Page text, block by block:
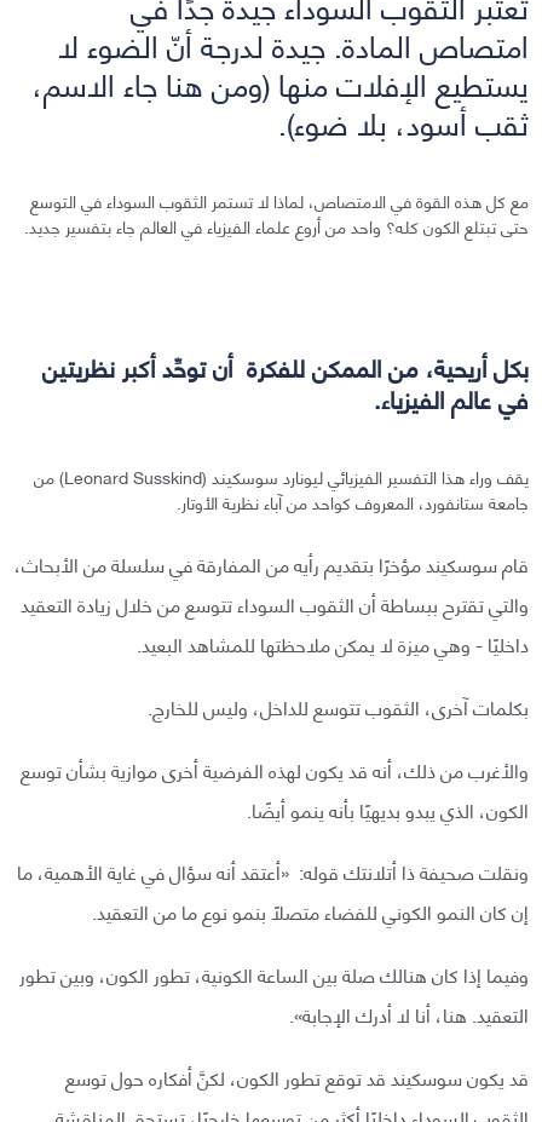
امتصاص المادة. جيدة لدرجة أنّ الضوء لا
يستطيع الإفلات منها (ومن هنا جاء الاسم،
ثقب أسود، بلا ضوء).
مع كل هذه القوة في الامتصاص، لماذا لا تستمر الثقوب السوداء في التوسع
حتى تبتلع الكون كله؟ واحد من أروع علماء الفيزياء في العالم جاء بتفسير جديد.
بكل أريحية، من الممكن للفكرة أن توحِّد أكبر نظريتين
في عالم الفيزياء.
يقف وراء هذا التفسير الفيزيائي ليونارد سوسكيند (Leonard Susskind) من
جامعة ستانفورد، المعروف كواحد من آباء نظرية الأوتار.
قام سوسكيند مؤخرًا بتقديم رأيه من المفارقة في سلسلة من الأبحاث،
والتي تقترح ببساطة أن الثقوب السوداء تتوسع من خلال زيادة التعقيد
داخليًا - وهي ميزة لا يمكن ملاحظتها للمشاهد البعيد.
بكلمات آخرى، الثقوب تتوسع للداخل، وليس للخارج.
والأغرب من ذلك، أنه قد يكون لهذه الفرضية أخرى موازية بشأن توسع
الكون، الذي يبدو بديهيًا بأنه ينمو أيضًا.
ونقلت صحيفة ذا أتلانتك قوله: «أعتقد أنه سؤال في غاية الأهمية، ما
إن كان النمو الكوني للفضاء متصلًا بنمو نوع ما من التعقيد.
وفيما إذا كان هنالك صلة بين الساعة الكونية، تطور الكون، وبين تطور
التعقيد. هنا، أنا لا أدرك الإجابة».
قد يكون سوسكيند قد توقع تطور الكون، لكنَّ أفكاره حول توسع